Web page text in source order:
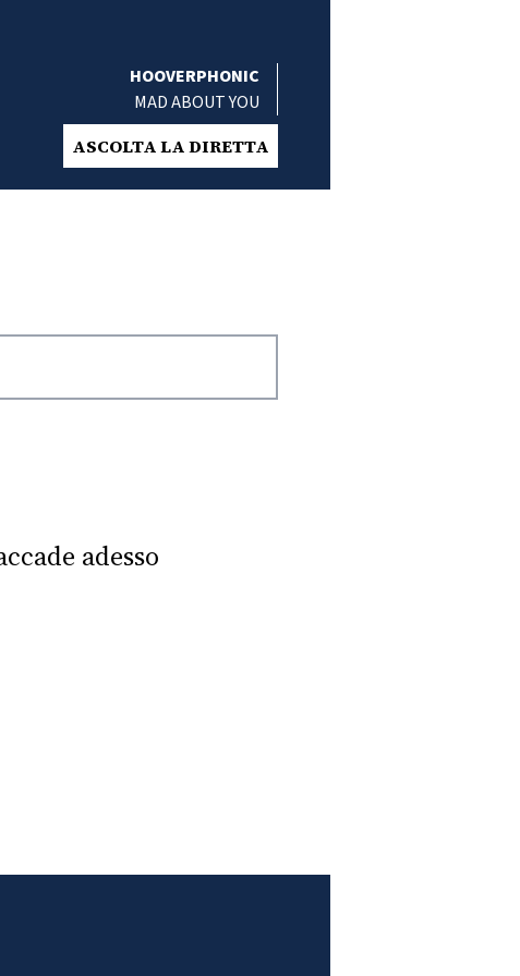
HOOVERPHONIC
MAD ABOUT YOU
ASCOLTA LA DIRETTA
adesso